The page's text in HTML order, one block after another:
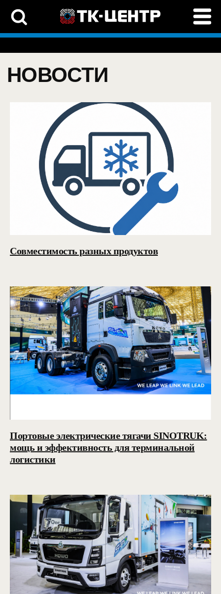
НОВОСТИ
Совместимость разных продуктов
Портовые электрические тягачи SINOTRUK:
мощь и эффективность для терминальной
логистики